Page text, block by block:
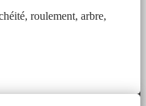
roulement, arbre,